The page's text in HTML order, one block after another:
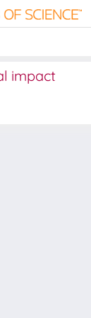
impact